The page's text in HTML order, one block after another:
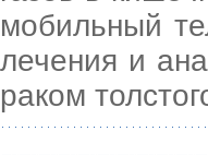
мобильный
лечения и
раком